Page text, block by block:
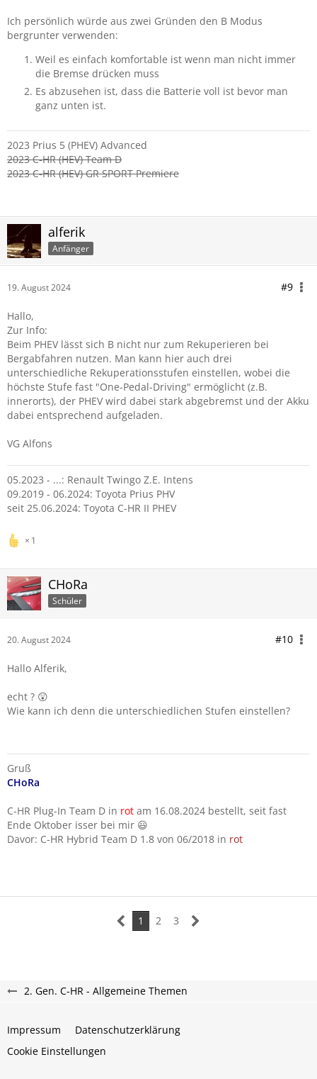
Ich persönlich würde aus zwei Gründen den B Modus
bergrunter verwenden:
Weil es einfach komfortable ist wenn man nicht immer
die Bremse drücken muss
Es abzusehen ist, dass die Batterie voll ist bevor man
ganz unten ist.
2023 Prius 5 (PHEV) Advanced
2023 C-HR (HEV) Team D
2023 C-HR (HEV) GR SPORT Premiere
alferik
Anfänger
19. August 2024 #9
Hallo,
Zur Info:
Beim PHEV lässt sich B nicht nur zum Rekuperieren bei
Bergabfahren nutzen. Man kann hier auch drei
unterschiedliche Rekuperationsstufen einstellen, wobei die
höchste Stufe fast "One-Pedal-Driving" ermöglicht (z.B.
innerorts), der PHEV wird dabei stark abgebremst und der Akku
dabei entsprechend aufgeladen.
VG Alfons
05.2023 - ...: Renault Twingo Z.E. Intens
09.2019 - 06.2024: Toyota Prius PHV
seit 25.06.2024: Toyota C-HR II PHEV
1
CHoRa
Schüler
20. August 2024 #10
Hallo Alferik,
echt ? 😲
Wie kann ich denn die unterschiedlichen Stufen einstellen?
Gruß
CHoRa
C-HR Plug-In Team D in rot am 16.08.2024 bestellt, seit fast
Ende Oktober isser bei mir 😃
Davor: C-HR Hybrid Team D 1.8 von 06/2018 in rot
1 2 3
2. Gen. C-HR - Allgemeine Themen
Impressum
Datenschutzerklärung
Cookie Einstellungen